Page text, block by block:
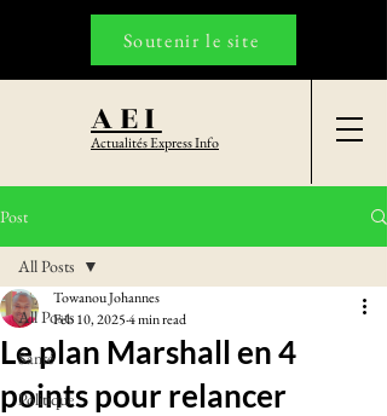
AEI
Actualités Express Info
Soutenir le site
Post
All Posts
Santé
Politique
All Posts
Le plan Marshall en 4
points pour relancer
Towanou Johannes
Feb 10, 20254 min read